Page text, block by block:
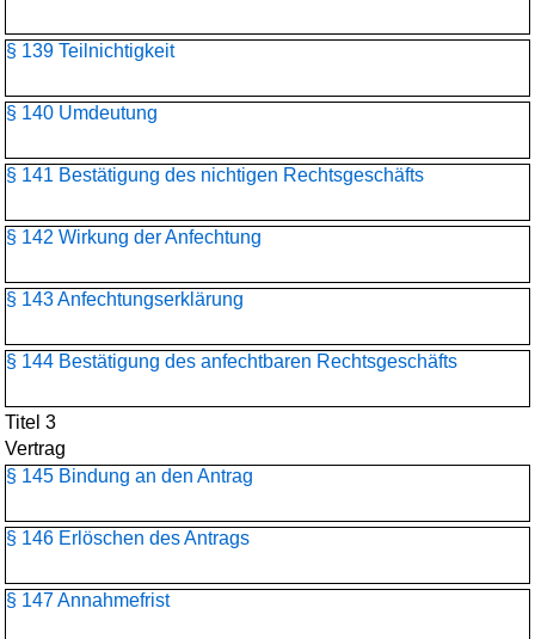
§ 139 Teilnichtigkeit
§ 140 Umdeutung
§ 141 Bestätigung des nichtigen Rechtsgeschäfts
§ 142 Wirkung der Anfechtung
§ 143 Anfechtungserklärung
§ 144 Bestätigung des anfechtbaren Rechtsgeschäfts
Titel 3
Vertrag
§ 145 Bindung an den Antrag
§ 146 Erlöschen des Antrags
§ 147 Annahmefrist